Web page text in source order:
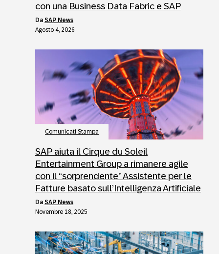
con una Business Data Fabric e SAP
da SAP News
Agosto 4, 2026
Comunicati Stampa
SAP aiuta il Cirque du Soleil
Entertainment Group a rimanere agile
con il “sorprendente” Assistente per le
Fatture basato sull’Intelligenza Artificiale
da SAP News
Novembre 18, 2025